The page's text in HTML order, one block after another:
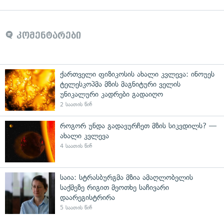
კომენტარები
ქართველი ფიზიკოსის ახალი კვლევა: ინოუეს
ტელესკოპმა მზის მაგნიტური ველის
უნიკალური კადრები გადაიღო
2 საათის წინ
როგორ უნდა გადავურჩეთ მზის სიკვდილს? —
ახალი კვლევა
4 საათის წინ
საია: სტრასბურგმა მზია ამაღლობელის
საქმეზე რიგით მეოთხე საჩივარი
დაარეგისტრირა
5 საათის წინ